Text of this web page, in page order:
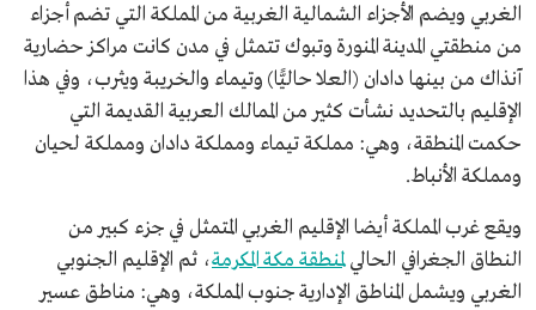
الغربي ويضم الأجزاء الشمالية الغربية من المملكة التي تضم أجزاء
من منطقتي المدينة المنورة وتبوك تتمثل في مدن كانت مراكز حضارية
آنذاك من بينها دادان (العلا حاليًّا) وتيماء والخريبة ويثرب، وفي هذا
الإقليم بالتحديد نشأت كثير من الممالك العربية القديمة التي
حكمت المنطقة، وهي: مملكة تيماء ومملكة دادان ومملكة لحيان
ومملكة الأنباط.
ويقع غرب المملكة أيضا الإقليم الغربي المتمثل في جزء كبير من
النطاق الجغرافي الحاليلمنطقة مكة المكرمة، ثم الإقليم الجنوبي
الغربي ويشمل المناطق الإدارية جنوب المملكة، وهي: مناطق عسير